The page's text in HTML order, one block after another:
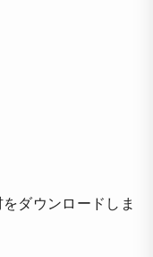
ダウンロードしま